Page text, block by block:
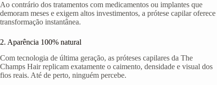
Ao contrário dos tratamentos com medicamentos ou implantes que
demoram meses e exigem altos investimentos, a prótese capilar oferece
transformação instantânea.
2. Aparência 100% natural
Com tecnologia de última geração, as próteses capilares da The
Champs Hair replicam exatamente o caimento, densidade e visual dos
fios reais. Até de perto, ninguém percebe.